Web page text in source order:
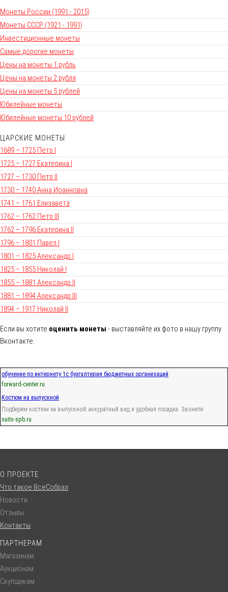
Монеты России (1991 - 2015)
Монеты СССР (1921 - 1991)
Инвестиционные монеты
Самые дорогие монеты
Цены на монеты 1 рубль
Цены на монеты 2 рубля
Цены на монеты 5 рублей
Юбилейные монеты
Юбилейные монеты 10 рублей
ЦАРСКИЕ МОНЕТЫ
1689 – 1725 Петр I
1725 – 1727 Екатерина I
1727 – 1730 Петр II
1730 – 1740 Анна Иоанновна
1741 – 1761 Елизавета
1762 – 1762 Петр III
1762 – 1796 Екатерина II
1796 – 1801 Павел I
1801 – 1825 Александр I
1825 – 1855 Николай I
1855 – 1881 Александр II
1881 – 1894 Александр III
1894 – 1917 Николай II
Если вы хотите оценить монеты - выставляйте их фото в нашу группу
Вконтакте.
обучение по интернету 1с бухгалтерия бюджетных организаций
forward-center.ru
Костюм на выпускной
Подберём костюм на выпускной: аккуратный вид и удобная посадка. Звоните
suits-spb.ru
О ПРОЕКТЕ
Что такое ВсеСобрал
Новости
Отзывы
Контакты
ПАРТНЕРАМ
Магазинам
Аукционам
Скупщикам